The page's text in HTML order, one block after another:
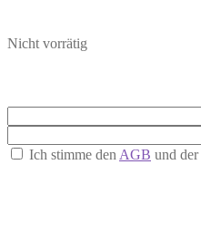
Nicht vorrätig
Ich stimme den AGB und der